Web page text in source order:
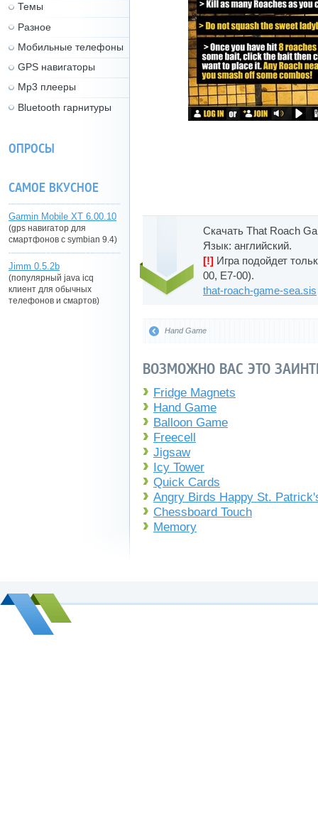
Скачать That Roach
Язык: английский.
[!] Игра подойдет
00, E7-00).
that-roach-game-sea.sis
Hand Game
ВОЗМОЖНО ВАС ЭТО
Fridge Magnets
Hand Game
Balloon Game
Freecell
Jigsaw
Icy Tower
Quick Cards
Angry Birds Happy St.
Chessboard Touch
Memory
Темы
Разное
Мобильные телефоны
GPS навигаторы
Mp3 плееры
Bluetooth гарнитуры
ОПРОСЫ
САМОЕ ВКУСНОЕ
Garmin Mobile XT 6.00.10
(gps навигатор для
смартфонов с symbian 9.4)
Jimm 0.5.2b
(популярный java icq
клиент для обычных
телефонов и смартов)